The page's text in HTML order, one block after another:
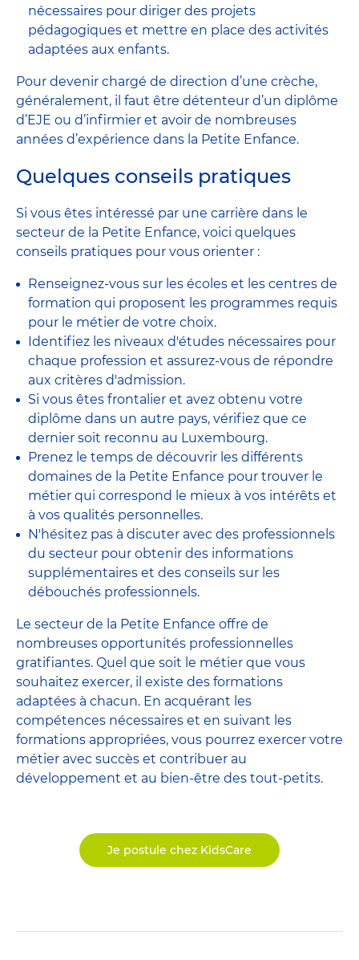
nécessaires pour diriger des projets
pédagogiques et mettre en place des activités
adaptées aux enfants.
Pour devenir chargé de direction d’une crèche,
généralement, il faut être détenteur d’un diplôme
d’EJE ou d’infirmier et avoir de nombreuses
années d’expérience dans la Petite Enfance.
Quelques conseils pratiques
Si vous êtes intéressé par une carrière dans le
secteur de la Petite Enfance, voici quelques
conseils pratiques pour vous orienter :
Renseignez-vous sur les écoles et les centres de
formation qui proposent les programmes requis
pour le métier de votre choix.
Identifiez les niveaux d'études nécessaires pour
chaque profession et assurez-vous de répondre
aux critères d'admission.
Si vous êtes frontalier et avez obtenu votre
diplôme dans un autre pays, vérifiez que ce
dernier soit reconnu au Luxembourg.
Prenez le temps de découvrir les différents
domaines de la Petite Enfance pour trouver le
métier qui correspond le mieux à vos intérêts et
à vos qualités personnelles.
N'hésitez pas à discuter avec des professionnels
du secteur pour obtenir des informations
supplémentaires et des conseils sur les
débouchés professionnels.
Le secteur de la Petite Enfance offre de
nombreuses opportunités professionnelles
gratifiantes. Quel que soit le métier que vous
souhaitez exercer, il existe des formations
adaptées à chacun. En acquérant les
compétences nécessaires et en suivant les
formations appropriées, vous pourrez exercer votre
métier avec succès et contribuer au
développement et au bien-être des tout-petits.
Je postule chez KidsCare